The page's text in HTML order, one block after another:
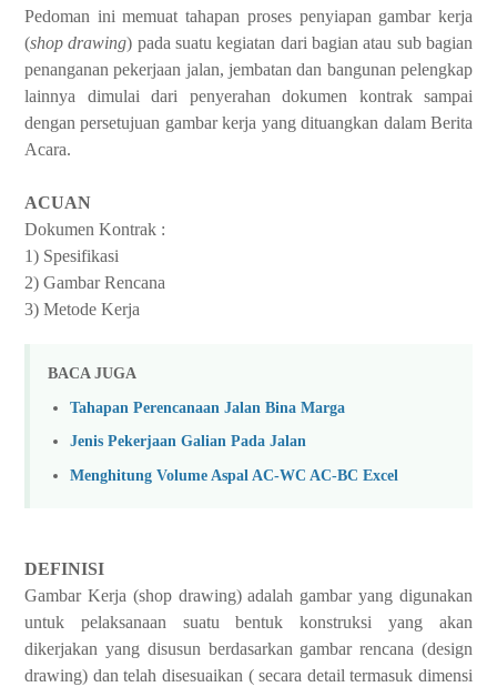
Pedoman ini memuat tahapan proses penyiapan gambar kerja
(shop drawing) pada suatu kegiatan dari bagian atau sub bagian
penanganan pekerjaan jalan, jembatan dan bangunan pelengkap
lainnya dimulai dari penyerahan dokumen kontrak sampai
dengan persetujuan gambar kerja yang dituangkan dalam Berita
Acara.
ACUAN
Dokumen Kontrak :
1) Spesifikasi
2) Gambar Rencana
3) Metode Kerja
BACA JUGA
Tahapan Perencanaan Jalan Bina Marga
Jenis Pekerjaan Galian Pada Jalan
Menghitung Volume Aspal AC-WC AC-BC Excel
DEFINISI
Gambar Kerja (shop drawing) adalah gambar yang digunakan
untuk pelaksanaan suatu bentuk konstruksi yang akan
dikerjakan yang disusun berdasarkan gambar rencana (design
drawing) dan telah disesuaikan ( secara detail termasuk dimensi